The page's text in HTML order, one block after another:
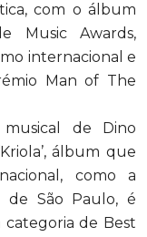
com o álbum
Music Awards,
internacional e
Man of The
de Dino
álbum que
como a
de São Paulo, é
de Best